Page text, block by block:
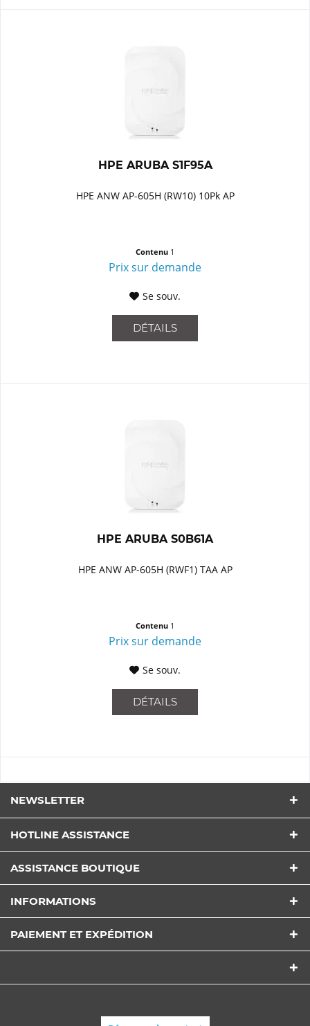
HPE ARUBA S1F95A
HPE ANW AP-605H (RW10) 10Pk AP
Contenu 1
Prix sur demande
Se souv.
DÉTAILS
HPE ARUBA S0B61A
HPE ANW AP-605H (RWF1) TAA AP
Contenu 1
Prix sur demande
Se souv.
DÉTAILS
NEWSLETTER
HOTLINE ASSISTANCE
ASSISTANCE BOUTIQUE
INFORMATIONS
PAIEMENT ET EXPÉDITION